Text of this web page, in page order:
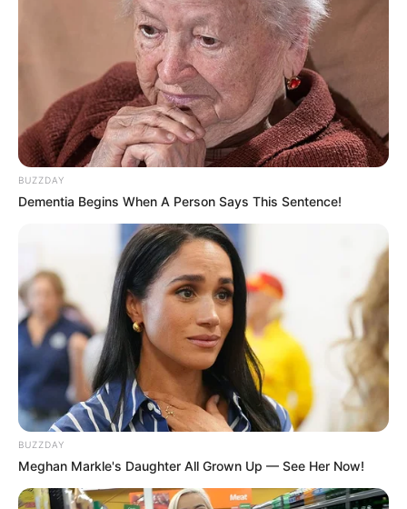
BUZZDAY
Dementia Begins When A Person Says This Sentence!
BUZZDAY
Meghan Markle's Daughter All Grown Up — See Her Now!